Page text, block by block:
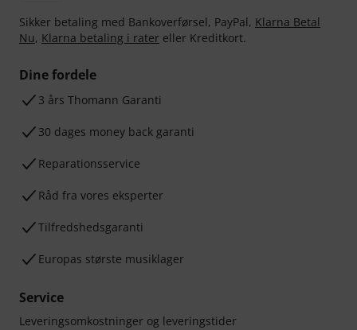
Sikker betaling med Bankoverførsel, PayPal, Klarna Betal
Nu, Klarna betaling i rater eller Kreditkort.
Dine fordele
3 års Thomann Garanti
30 dages money back garanti
Reparationsservice
Råd fra vores eksperter
Tilfredshedsgaranti
Europas største musiklager
Service
Leveringsomkostninger og leveringstider